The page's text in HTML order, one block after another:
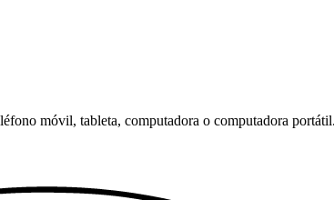
móvil, tableta, computadora o computadora